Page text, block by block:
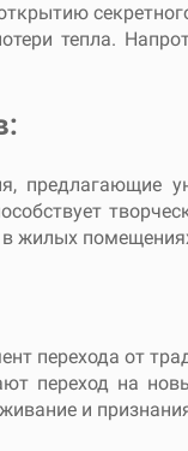
тепла.
предлагающие
жилых
перехода от
переход на
и